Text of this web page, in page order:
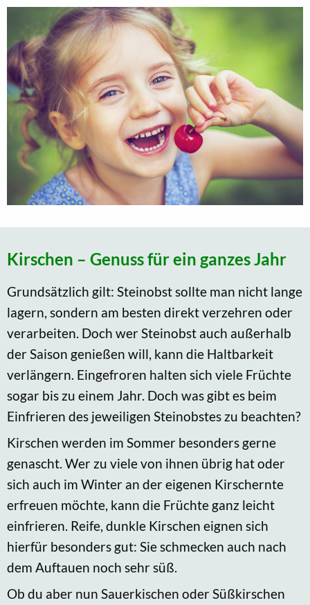
Kirschen – Genuss für ein ganzes Jahr
Grundsätzlich gilt: Steinobst sollte man nicht lange
lagern, sondern am besten direkt verzehren oder
verarbeiten. Doch wer Steinobst auch außerhalb
der Saison genießen will, kann die Haltbarkeit
verlängern. Eingefroren halten sich viele Früchte
sogar bis zu einem Jahr. Doch was gibt es beim
Einfrieren des jeweiligen Steinobstes zu beachten?
Kirschen werden im Sommer besonders gerne
genascht. Wer zu viele von ihnen übrig hat oder
sich auch im Winter an der eigenen Kirschernte
erfreuen möchte, kann die Früchte ganz leicht
einfrieren. Reife, dunkle Kirschen eignen sich
hierfür besonders gut: Sie schmecken auch nach
dem Auftauen noch sehr süß.
Ob du aber nun Sauerkischen oder Süßkirschen